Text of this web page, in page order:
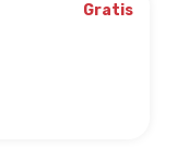
Gratis